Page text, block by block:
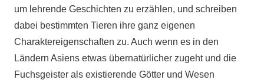
um lehrende Geschichten zu erzählen, und schreiben
dabei bestimmten Tieren ihre ganz eigenen
Charaktereigenschaften zu. Auch wenn es in den
Ländern Asiens etwas übernatürlicher zugeht und die
Fuchsgeister als existierende Götter und Wesen